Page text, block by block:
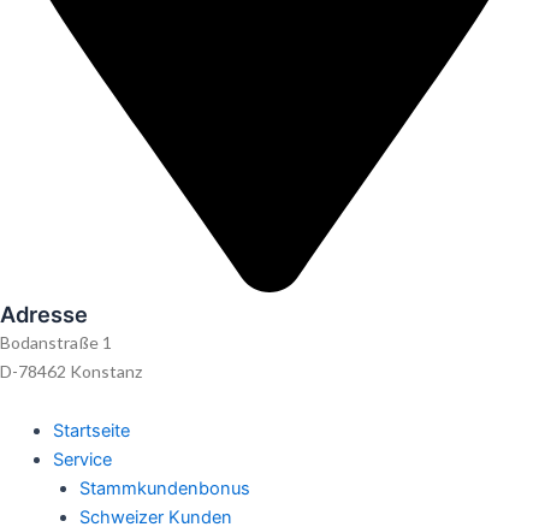
Adresse
Bodanstraße 1
D-78462 Konstanz
Startseite
Service
Stammkundenbonus
Schweizer Kunden